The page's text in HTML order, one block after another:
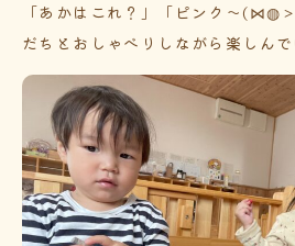
「あかはこれ？」「ピンク～
だちとおしゃべりしながら楽しんで